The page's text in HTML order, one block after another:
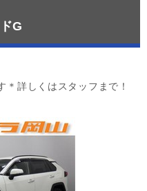
G
詳しくはスタッフまで！